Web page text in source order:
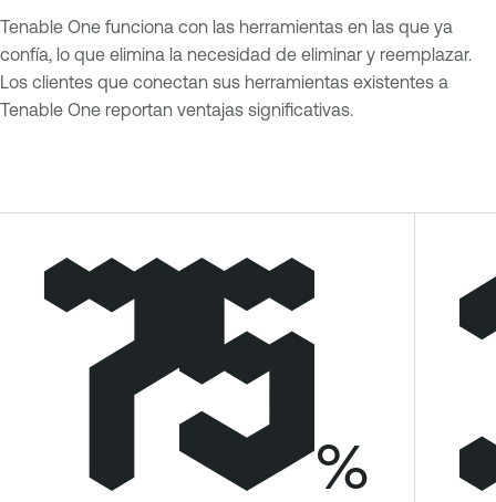
Tenable One funciona con las herramientas en las que ya
confía, lo que elimina la necesidad de eliminar y reemplazar.
Los clientes que conectan sus herramientas existentes a
Tenable One reportan ventajas significativas.
%